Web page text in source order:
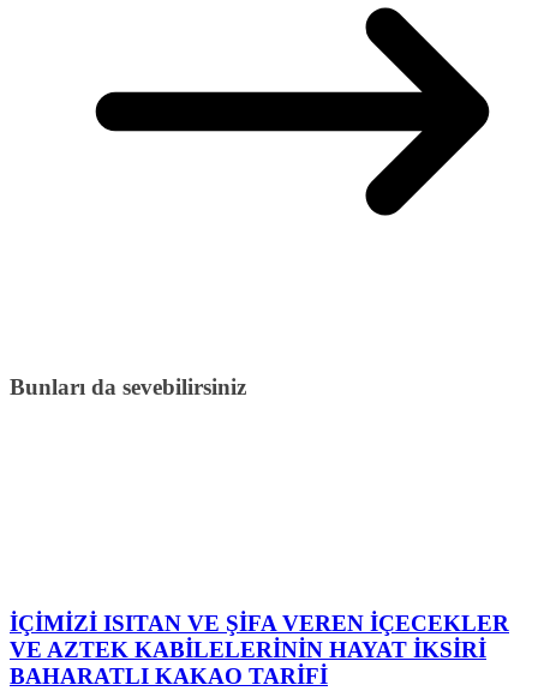
Bunları da sevebilirsiniz
İÇİMİZİ ISITAN VE ŞİFA VEREN İÇECEKLER
VE AZTEK KABİLELERİNİN HAYAT İKSİRİ
BAHARATLI KAKAO TARİFİ